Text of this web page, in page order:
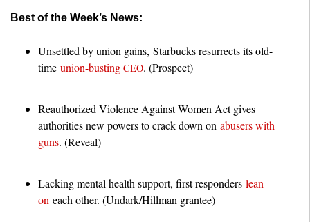
iBest of the Week’s News:
Unsettled by union gains, Starbucks resurrects its old-
time union-busting CEO. (Prospect)
Reauthorized Violence Against Women Act gives
authorities new powers to crack down on abusers with
guns. (Reveal)
Lacking mental health support, first responders lean
on each other. (Undark/Hillman grantee)